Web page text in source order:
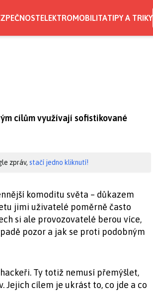
ELEKTROMOBILITATIPY A TRIKY
cílům využívají sofistikované
zpráv, stačí jedno kliknutí!
komoditu světa – důkazem
jimi uživatelé poměrně často
si ale provozovatelé berou více,
pozor a jak se proti podobným
Ty totiž nemusí přemýšlet,
cílem je ukrást to, co jde a co